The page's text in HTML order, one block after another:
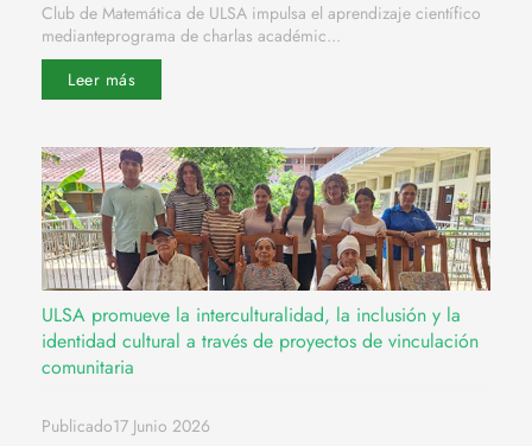
Club de Matemática de ULSA impulsa el aprendizaje científico
medianteprograma de charlas académic...
Leer más
ULSA promueve la interculturalidad, la inclusión y la
identidad cultural a través de proyectos de vinculación
comunitaria
Publicado17 Junio 2026